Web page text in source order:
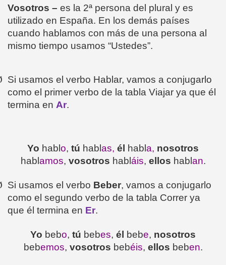
Vosotros – es la 2ª persona del plural y es
utilizado en España. En los demás países
cuando hablamos con más de una persona al
mismo tiempo usamos “Ustedes”.
Si usamos el verbo Hablar, vamos a conjugarlo
como el primer verbo de la tabla Viajar ya que él
termina en Ar.
Yo habl o, tú habl as, él habl a, nosotros
habl amos, vosotros habl áis, ellos habl an.
Si usamos el verbo Beber, vamos a conjugarlo
como el segundo verbo de la tabla Correr ya
que él termina en Er.
Yo bebo, tú bebes, él bebe, nosotros
bebemos, vosotros bebéis, ellos beben.